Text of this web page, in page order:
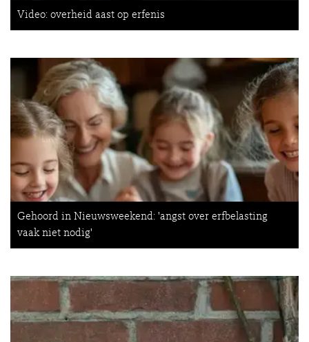
Video: overheid aast op erfenis
Gehoord in Nieuwsweekend: 'angst over erfbelasting
vaak niet nodig'